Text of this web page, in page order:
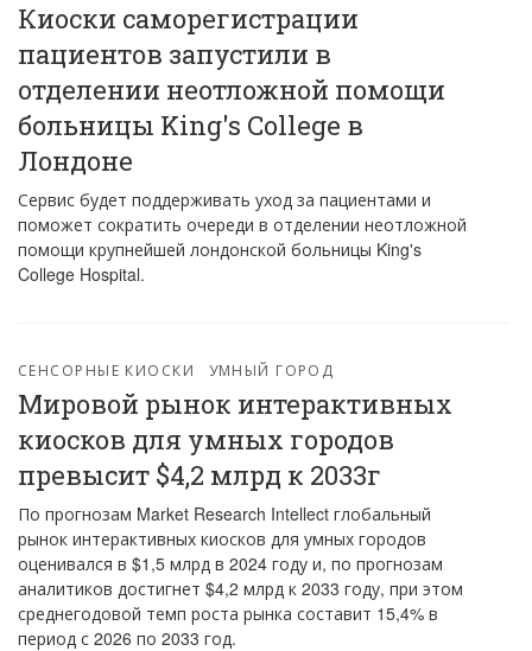
Киоски саморегистрации
пациентов запустили в
отделении неотложной помощи
больницы King's College в
Лондоне
Сервис будет поддерживать уход за пациентами и
поможет сократить очереди в отделении неотложной
помощи крупнейшей лондонской больницы King's
College Hospital.
СЕНСОРНЫЕ КИОСКИ УМНЫЙ ГОРОД
Мировой рынок интерактивных
киосков для умных городов
превысит $4,2 млрд к 2033г
По прогнозам Market Research Intellect глобальный
рынок интерактивных киосков для умных городов
оценивался в $1,5 млрд в 2024 году и, по прогнозам
аналитиков достигнет $4,2 млрд к 2033 году, при этом
среднегодовой темп роста рынка составит 15,4% в
период с 2026 по 2033 год.